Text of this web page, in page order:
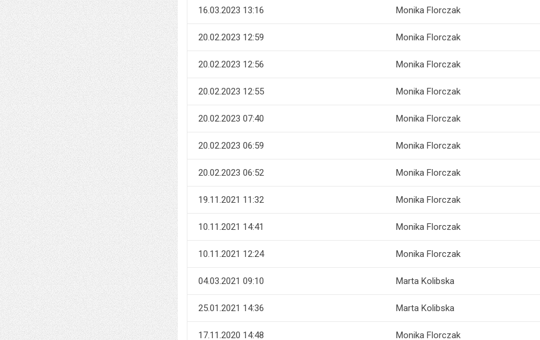
16.03.2023 13:16 Monika Florczak
20.02.2023 12:59 Monika Florczak
20.02.2023 12:56 Monika Florczak
20.02.2023 12:55 Monika Florczak
20.02.2023 07:40 Monika Florczak
20.02.2023 06:59 Monika Florczak
20.02.2023 06:52 Monika Florczak
19.11.2021 11:32 Monika Florczak
10.11.2021 14:41 Monika Florczak
10.11.2021 12:24 Monika Florczak
04.03.2021 09:10 Marta Kolibska
25.01.2021 14:36 Marta Kolibska
17.11.2020 14:48 Monika Florczak